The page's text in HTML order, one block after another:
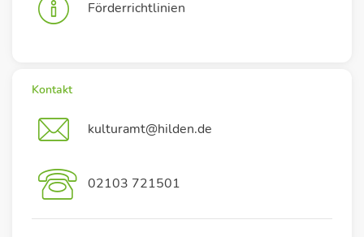
Förderrichtlinien
Kontakt
kulturamt@hilden.de
02103 721501